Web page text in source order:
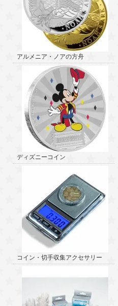
アルメニア・ノアの方舟
ディズニーコイン
コイン・切手収集アクセサリー